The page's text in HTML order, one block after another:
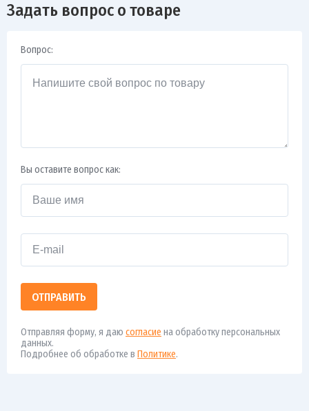
Задать вопрос о товаре
Вопрос:
Вы оставите вопрос как:
ОТПРАВИТЬ
Отправляя форму, я даю согласие на обработку персональных
данных.
Подробнее об обработке в Политике.